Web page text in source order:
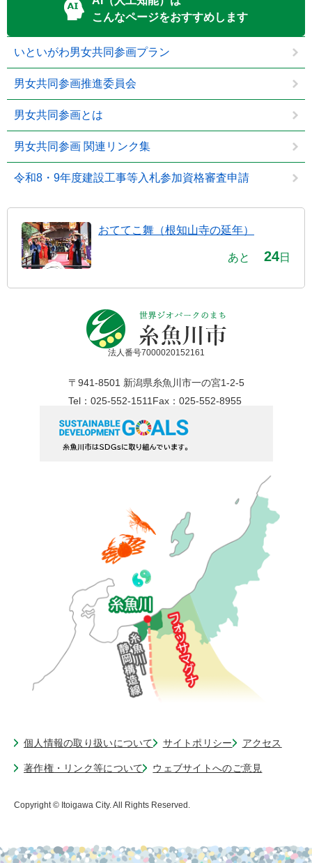
こんなページをおすすめします
いといがわ男女共同参画プラン
男女共同参画推進委員会
男女共同参画とは
男女共同参画 関連リンク集
令和8・9年度建設工事等入札参加資格審査申請
おててこ舞（根知山寺の延年）
あと 24日
法人番号7000020152161
〒941-8501 新潟県糸魚川市一の宮1-2-5
Tel：025-552-1511 Fax：025-552-8955
個人情報の取り扱いについて サイトポリシー アクセス
著作権・リンク等について ウェブサイトへのご意見
Copyright © Itoigawa City. All Rights Reserved.